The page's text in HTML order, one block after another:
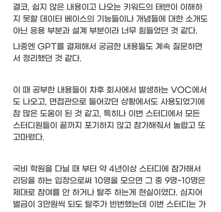
결코, 쉽지 않은 내용이고 나오는 키워드의 태반이 이해하
지 못할 데이터 베이스의 기능들이나 개념들에 대한 소개도
아닌 응용 부분과 설계 부분이라 너무 힘들었던 것 같다.
나중엔 GPT를 결제해서 궁금한 내용들도 계속 질문하면
서 정리했던 것 같다.
이 때 공부한 내용들이 차후 회사에서 발생하는 VOC에서
도 나오고, 면접관으로 들어갔던 상황에서도 사용되었기에
참 많은 도움이 된 것 같고, 특히나 이번 스터디에서 모든
스터디원들이 끝까지 포기하지 않고 참가해줘서 놀랍고 또
고마웠다.
국비 학원을 다닐 때 부터 약 4년이상 스터디에 참가해서
리딩을 하는 입장으로써 10명을 모으면 그 중 9명~10명은
제대로 참여를 안 하거나 탈주 하는게 현실이였다. 심지어
벌금이 3만원씩 되도 탈주가 빈번했는데 이번 스터디는 가